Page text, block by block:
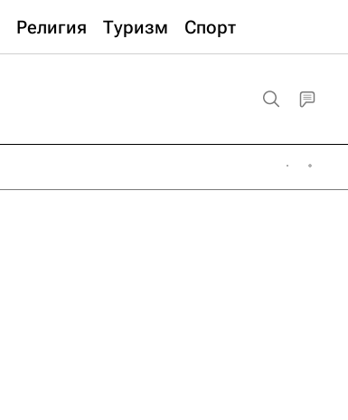
Религия Туризм Спорт